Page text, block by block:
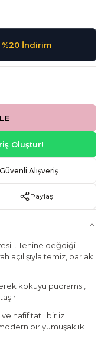
İndirim
Oluştur!
Güvenli Alışveriş
Paylaş
Tenine değdiği
açılışıyla temiz, parlak
kokuyu pudramsı,
hafif tatlı bir iz
bir yumuşaklık